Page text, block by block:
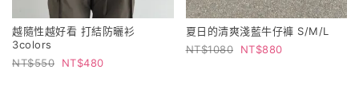
越隨性越好看 打結防曬衫
3colors
550
480
夏日的清爽淺藍牛仔褲 S/M/L
1080
880